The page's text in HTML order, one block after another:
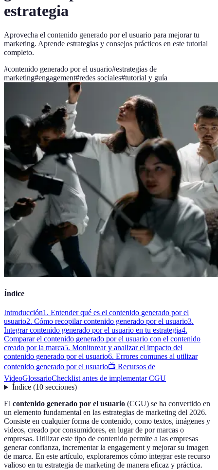
estrategia
Aprovecha el contenido generado por el usuario para mejorar tu
marketing. Aprende estrategias y consejos prácticos en este tutorial
completo.
#contenido generado por el usuario#estrategias de
marketing#engagement#redes sociales#tutorial y guía
Índice
Introducción1. Entender qué es el contenido generado por el
usuario2. Cómo recopilar contenido generado por el usuario3.
Integrar contenido generado por el usuario en tu estrategia4.
Comparar el contenido generado por el usuario con el contenido
creado por la marca5. Monitorear y analizar el impacto del
contenido generado por el usuario6. Errores comunes al utilizar
contenido generado por el usuario📺 Recursos de
VideoGlossarioChecklist antes de implementar CGU
Índice(10 secciones)
El contenido generado por el usuario (CGU) se ha convertido en
un elemento fundamental en las estrategias de marketing del 2026.
Consiste en cualquier forma de contenido, como textos, imágenes y
videos, creado por consumidores, en lugar de por marcas o
empresas. Utilizar este tipo de contenido permite a las empresas
generar confianza, incrementar la engagement y mejorar su imagen
de marca. En este artículo, exploraremos cómo integrar este recurso
valioso en tu estrategia de marketing de manera eficaz y práctica.